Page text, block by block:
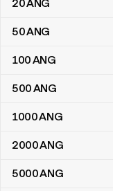
20ANG
50ANG
100ANG
500ANG
1000ANG
2000ANG
5000ANG